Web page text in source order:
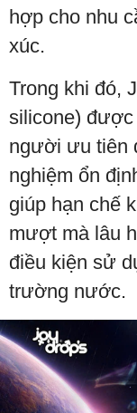
hợp cho nhu
xúc.
Trong khi đó,
silicone)
người ưu tiên
nghiệm ổn
giúp hạn chế
mượt mà lâu
điều kiện sử
trường nước.